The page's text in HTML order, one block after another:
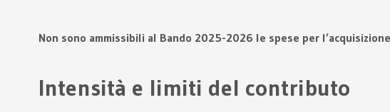
Non sono ammissibili al Bando 2025-2026 le spese per
Intensità e limiti del contributo